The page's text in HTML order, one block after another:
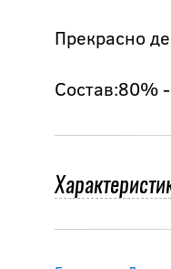
Прекрасно
Состав:80%